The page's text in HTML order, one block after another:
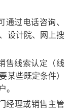
通过电话咨询、
设计院、网上搜
售线索认定（线
某些既定条件）
。
经理或销售主管